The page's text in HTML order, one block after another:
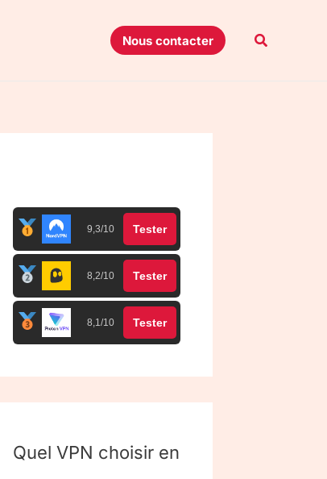
Nous contacter
9,3/10 Tester
8,2/10 Tester
8,1/10 Tester
Quel VPN choisir en